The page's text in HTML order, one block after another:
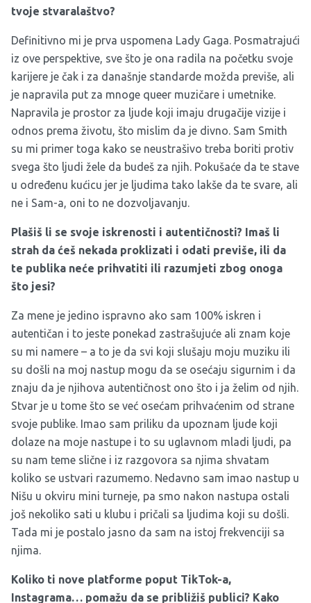
tvoje stvaralaštvo?
Definitivno mi je prva uspomena Lady Gaga. Posmatrajući
iz ove perspektive, sve što je ona radila na početku svoje
karijere je čak i za današnje standarde možda previše, ali
je napravila put za mnoge queer muzičare i umetnike.
Napravila je prostor za ljude koji imaju drugačije vizije i
odnos prema životu, što mislim da je divno. Sam Smith
su mi primer toga kako se neustrašivo treba boriti protiv
svega što ljudi žele da budeš za njih. Pokušaće da te stave
u određenu kućicu jer je ljudima tako lakše da te svare, ali
ne i Sam-a, oni to ne dozvoljavanju.
Plašiš li se svoje iskrenosti i autentičnosti? Imaš li
strah da ćeš nekada proklizati i odati previše, ili da
te publika neće prihvatiti ili razumjeti zbog onoga
što jesi?
Za mene je jedino ispravno ako sam 100% iskren i
autentičan i to jeste ponekad zastrašujuće ali znam koje
su mi namere – a to je da svi koji slušaju moju muziku ili
su došli na moj nastup mogu da se osećaju sigurnim i da
znaju da je njihova autentičnost ono što i ja želim od njih.
Stvar je u tome što se već osećam prihvaćenim od strane
svoje publike. Imao sam priliku da upoznam ljude koji
dolaze na moje nastupe i to su uglavnom mladi ljudi, pa
su nam teme slične i iz razgovora sa njima shvatam
koliko se ustvari razumemo. Nedavno sam imao nastup u
Nišu u okviru mini turneje, pa smo nakon nastupa ostali
još nekoliko sati u klubu i pričali sa ljudima koji su došli.
Tada mi je postalo jasno da sam na istoj frekvenciji sa
njima.
Koliko ti nove platforme poput TikTok-a,
Instagrama… pomažu da se približiš publici? Kako